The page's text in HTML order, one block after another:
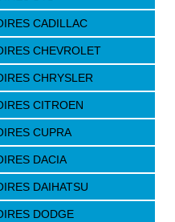
CADILLAC
CHEVROLET
CHRYSLER
CITROEN
CUPRA
DACIA
DAIHATSU
DODGE